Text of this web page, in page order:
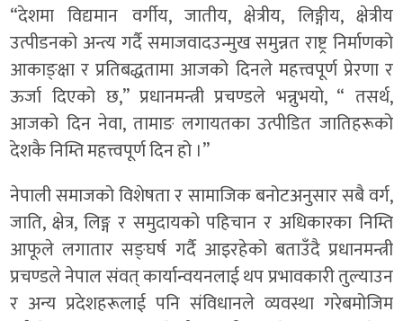
“देशमा विद्यमान वर्गीय, जातीय, क्षेत्रीय, लिङ्गीय, क्षेत्रीय
उत्पीडनको अन्त्य गर्दै समाजवादउन्मुख समुन्नत राष्ट्र निर्माणको
आकाङ्क्षा र प्रतिबद्धतामा आजको दिनले महत्त्वपूर्ण प्रेरणा र
ऊर्जा दिएको छ,” प्रधानमन्त्री प्रचण्डले भन्नुभयो, “ तसर्थ,
आजको दिन नेवा, तामाङ लगायतका उत्पीडित जातिहरूको
देशकै निम्ति महत्त्वपूर्ण दिन हो ।”
नेपाली समाजको विशेषता र सामाजिक बनोटअनुसार सबै वर्ग,
जाति, क्षेत्र, लिङ्ग र समुदायको पहिचान र अधिकारका निम्ति
आफूले लगातार सङ्घर्ष गर्दै आइरहेको बताउँदै प्रधानमन्त्री
प्रचण्डले नेपाल संवत् कार्यान्वयनलाई थप प्रभावकारी तुल्याउन
र अन्य प्रदेशहरूलाई पनि संविधानले व्यवस्था गरेबमोजिम